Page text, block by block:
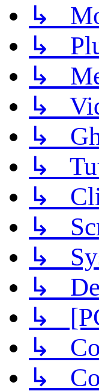
↳
↳
↳
↳
↳
↳
↳
↳
↳
↳
↳
↳
↳